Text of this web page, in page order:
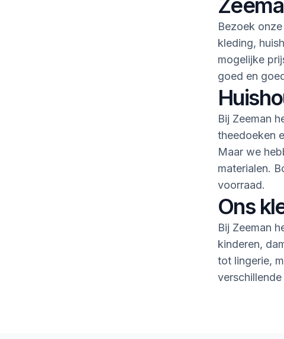
Bezoek
kleding,
mogelijke
goed en
Bij Zeeman
theedoeken
Maar we
materialen.
voorraad.
Ons
Bij Zeeman
kinderen,
tot lingerie,